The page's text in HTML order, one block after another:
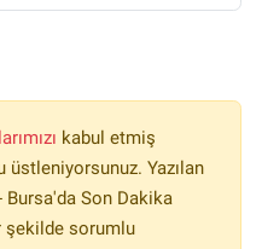
kabul etmiş
Yazılan
Son Dakika
şekilde sorumlu